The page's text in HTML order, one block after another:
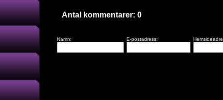
Antal kommentarer: 0
Namn: E-postadress: